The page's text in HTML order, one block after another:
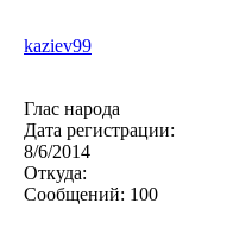
kaziev99
Глас народа
Дата регистрации:
8/6/2014
Откуда:
Сообщений: 100